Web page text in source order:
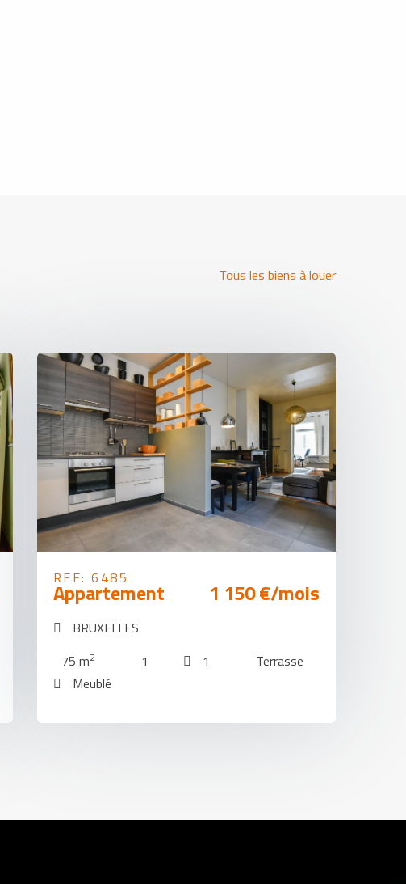
Tous les biens à louer
REF: 6485
Appartement 1 150 €/mois
BRUXELLES
75 m2 1 1
Terrasse
Meublé